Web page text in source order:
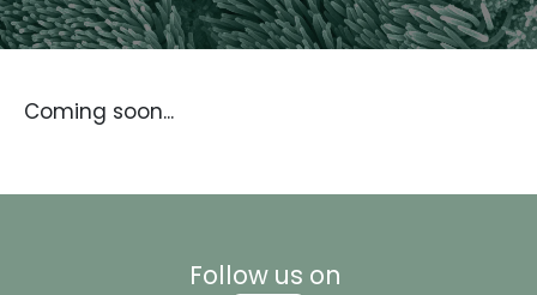
Coming soon...
Follow us on